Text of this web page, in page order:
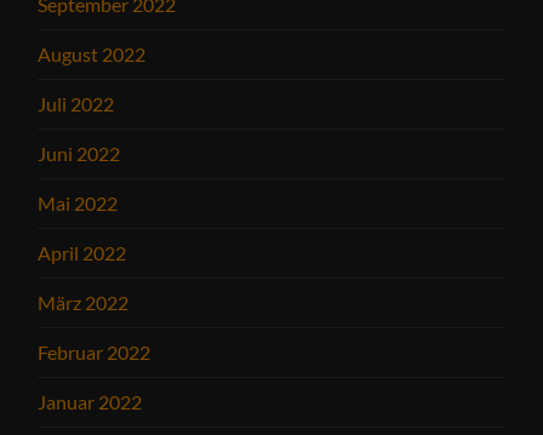
September 2022
August 2022
Juli 2022
Juni 2022
Mai 2022
April 2022
März 2022
Februar 2022
Januar 2022